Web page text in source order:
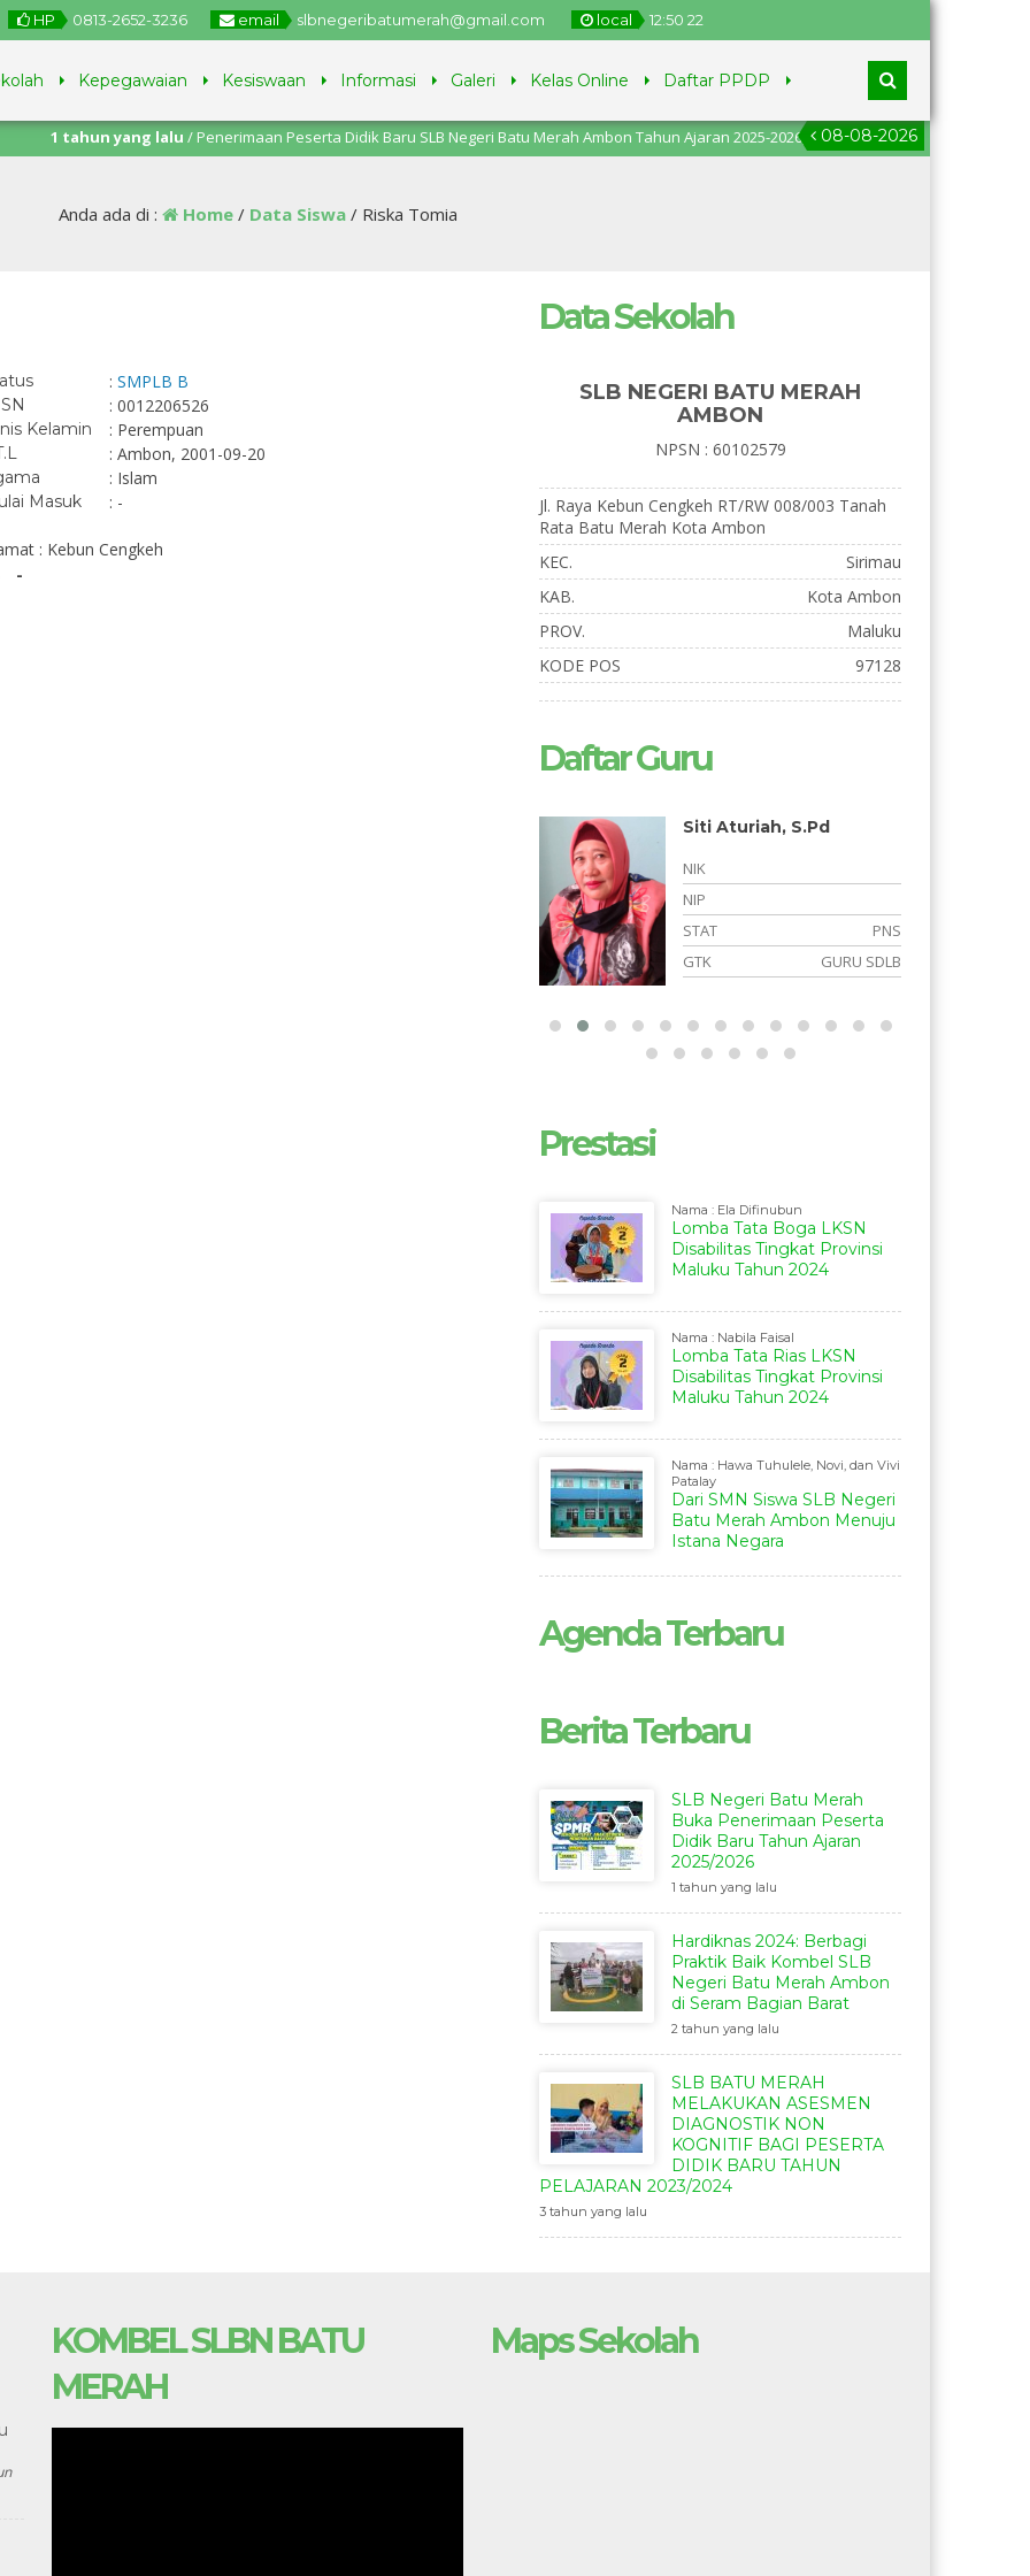
HP 0813-2652-3236 email slbnegeribatumerah@gmail.com local 12:50 23
Kepegawaian Kesiswaan Informasi Galeri Kelas Online Daftar PPDP
08-08-2026
1 tahun yang lalu/ Penerimaan Peserta Didik Baru SLB Negeri Batu Merah Ambon Tahun Ajaran 2025-2026, pendaftaran dari tanggal 2
– 11 Juli 2025.
Anda ada di : Home/ Data Siswa/ Riska Tomia
: SMPLB B
: 0012206526
Kelamin : Perempuan
: Ambon, 2001-09-20
: Islam
Masuk : -
: Kebun Cengkeh
-
Data Sekolah
SLB NEGERI BATU MERAH
AMBON
NPSN : 60102579
Jl. Raya Kebun Cengkeh RT/RW 008/003 Tanah
Rata Batu Merah Kota Ambon
KEC.
Sirimau
KAB.
Kota Ambon
PROV.
Maluku
KODE POS
97128
Daftar Guru
Siti Aturiah, S.Pd
NIK
NIP
STAT
GTK
GURU SDLB
Prestasi
Nama : Ela Difinubun
Lomba Tata Boga LKSN
Disabilitas Tingkat Provinsi
Maluku Tahun 2024
Nama : Nabila Faisal
Lomba Tata Rias LKSN
Disabilitas Tingkat Provinsi
Maluku Tahun 2024
Nama : Hawa Tuhulele, Novi, dan Vivi
Patalay
Dari SMN Siswa SLB Negeri
Batu Merah Ambon Menuju
Istana Negara
Agenda Terbaru
Berita Terbaru
SLB Negeri Batu Merah
Buka Penerimaan Peserta
Didik Baru Tahun Ajaran
2025/2026
1 tahun yang lalu
Hardiknas 2024: Berbagi
Praktik Baik Kombel SLB
Negeri Batu Merah Ambon
di Seram Bagian Barat
2 tahun yang lalu
SLB BATU MERAH
MELAKUKAN ASESMEN
DIAGNOSTIK NON
KOGNITIF BAGI PESERTA
DIDIK BARU TAHUN
PELAJARAN 2023/2024
3 tahun yang lalu
KOMBEL SLBN BATU
MERAH
Maps Sekolah